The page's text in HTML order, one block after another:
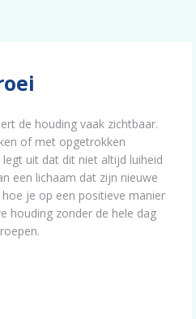
de houding vaak zichtbaar.
of met opgetrokken
uit dat dit niet altijd luiheid
een lichaam dat zijn nieuwe
je op een positieve manier
houding zonder de hele dag